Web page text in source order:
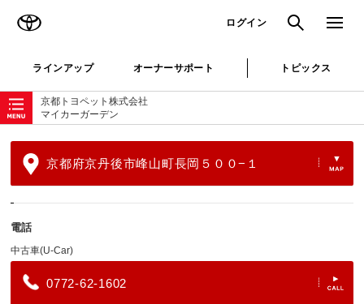
ログイン 検索 メニュ
ラインアップ オーナーサポート トピックス
京都トヨペット株式会社
マイカーガーデン
ローカルナビゲーション
京都府京丹後市峰山町長岡５００−１
電話
中古車(U-Car)
0772-62-1602